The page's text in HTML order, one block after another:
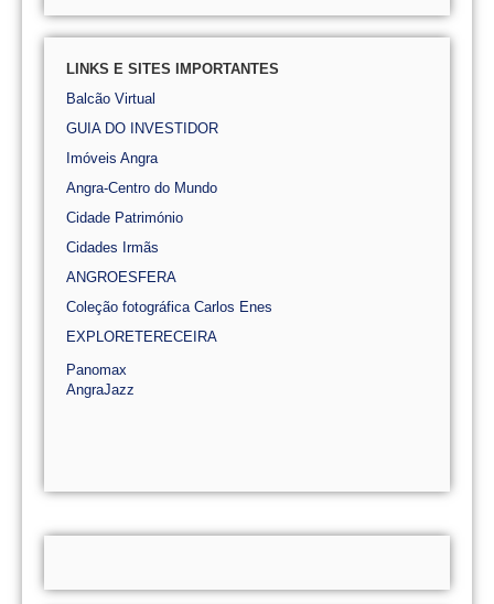
LINKS E SITES IMPORTANTES
Balcão Virtual
GUIA DO INVESTIDOR
Imóveis Angra
Angra-Centro do Mundo
Cidade Património
Cidades Irmãs
ANGROESFERA
Coleção fotográfica Carlos Enes
EXPLORETERECEIRA
Panomax
AngraJazz